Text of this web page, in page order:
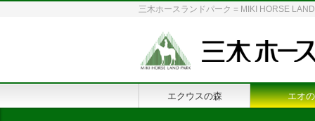
三木ホースランドパーク = MIKI HORSE
エクウスの森 エオ